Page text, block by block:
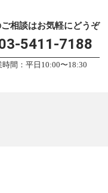
相談はお気軽にどうぞ
5411-7188
時間：平日10:00〜18:30